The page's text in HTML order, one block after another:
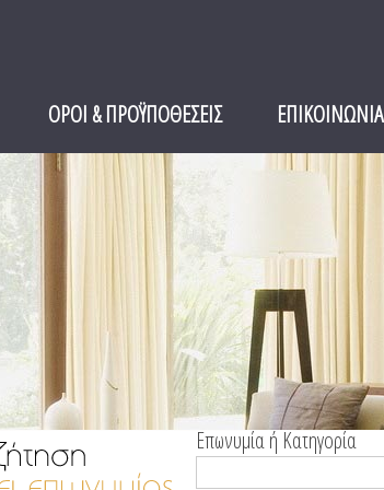
ΟΡΟΙ & ΠΡΟΫΠΟΘΕΣΕΙΣ ΕΠΙΚΟΙΝΩΝΙΑ
Επωνυμία ή Κατηγορία